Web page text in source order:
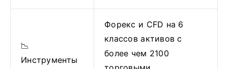
📉
Инструменты
Форекс и CFD на 6
классов активов с
более чем 2100